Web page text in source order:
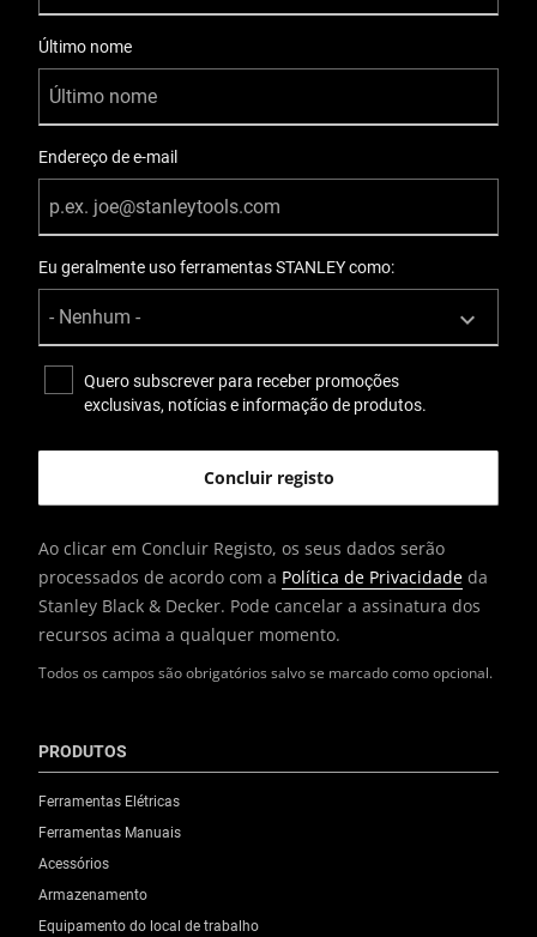
Todos os campos são obrigatórios salvo se marcado como opcional.
Último nome
Endereço de e-mail
Eu geralmente uso ferramentas STANLEY como:
Quero subscrever para receber promoções
exclusivas, notícias e informação de produtos.
Ao clicar em Concluir Registo, os seus dados serão
processados de acordo com a Política de Privacidade da
Stanley Black & Decker. Pode cancelar a assinatura dos
recursos acima a qualquer momento.
PRODUTOS
Ferramentas Elétricas
Ferramentas Manuais
Acessórios
Armazenamento
Equipamento do local de trabalho